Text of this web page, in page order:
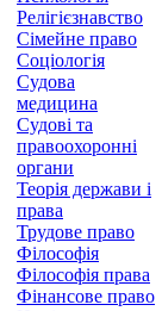
Релігієзнавство
Сімейне право
Соціологія
Судова
медицина
Судові та
правоохоронні
органи
Теорія держави і
права
Трудове право
Філософія
Філософія права
Фінансове право